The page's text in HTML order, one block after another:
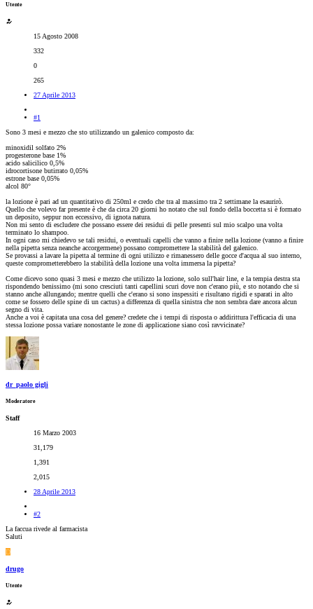
Utente
15 Agosto 2008
332
0
265
27 Aprile 2013
#1
Sono 3 mesi e mezzo che sto utilizzando un galenico composto da:
minoxidil solfato 2%
progesterone base 1%
acido salicilico 0,5%
idrocortisone butirrato 0,05%
estrone base 0,05%
alcol 80°
la lozione è pari ad un quantitativo di 250ml e credo che tra al massimo tra 2 settimane la esaurirò.
Quello che volevo far presente è che da circa 20 giorni ho notato che sul fondo della boccetta si è formato
un deposito, seppur non eccessivo, di ignota natura.
Non mi sento di escludere che possano essere dei residui di pelle presenti sul mio scalpo una volta
terminato lo shampoo.
In ogni caso mi chiedevo se tali residui, o eventuali capelli che vanno a finire nella lozione (vanno a finire
nella pipetta senza neanche accorgermene) possano compromettere la stabilità del galenico.
Se provassi a lavare la pipetta al termine di ogni utilizzo e rimanessero delle gocce d'acqua al suo interno,
queste comprometterebbero la stabilità della lozione una volta immersa la pipetta?
Come dicevo sono quasi 3 mesi e mezzo che utilizzo la lozione, solo sull'hair line, e la tempia destra sta
rispondendo benissimo (mi sono cresciuti tanti capellini scuri dove non c'erano più, e sto notando che si
stanno anche allungando; mentre quelli che c'erano si sono inspessiti e risultano rigidi e sparati in alto
come se fossero delle spine di un cactus) a differenza di quella sinistra che non sembra dare ancora alcun
segno di vita.
Anche a voi è capitata una cosa del genere? credete che i tempi di risposta o addirittura l'efficacia di una
stessa lozione possa variare nonostante le zone di applicazione siano così ravvicinate?
dr_paolo gigli
Moderatore
Staff
16 Marzo 2003
31,179
1,391
2,015
28 Aprile 2013
#2
La faccua rivede al farmacista
Saluti
D
drugo
Utente